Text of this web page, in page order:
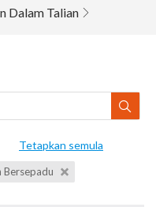
Dalam Talian
Tetapkan semula
Bersepadu